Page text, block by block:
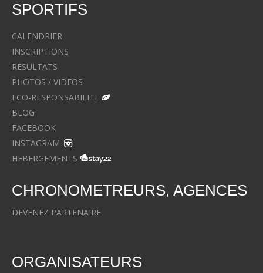
SPORTIFS
CALENDRIER
INSCRIPTIONS
RESULTATS
PHOTOS / VIDEOS
ECO-RESPONSABILITE
BLOG
FACEBOOK
INSTAGRAM
HEBERGEMENTS
CHRONOMETREURS, AGENCES
DEVENEZ PARTENAIRE
ORGANISATEURS